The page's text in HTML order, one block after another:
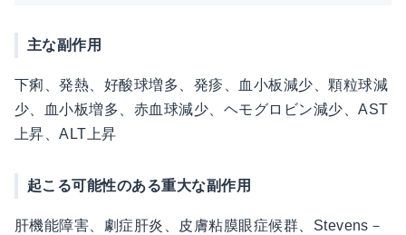
主な副作用
下痢、発熱、好酸球増多、発疹、血小板減少、顆粒球減
少、血小板増多、赤血球減少、ヘモグロビン減少、AST
上昇、ALT上昇
起こる可能性のある重大な副作用
肝機能障害、劇症肝炎、皮膚粘膜眼症候群、Stevens－